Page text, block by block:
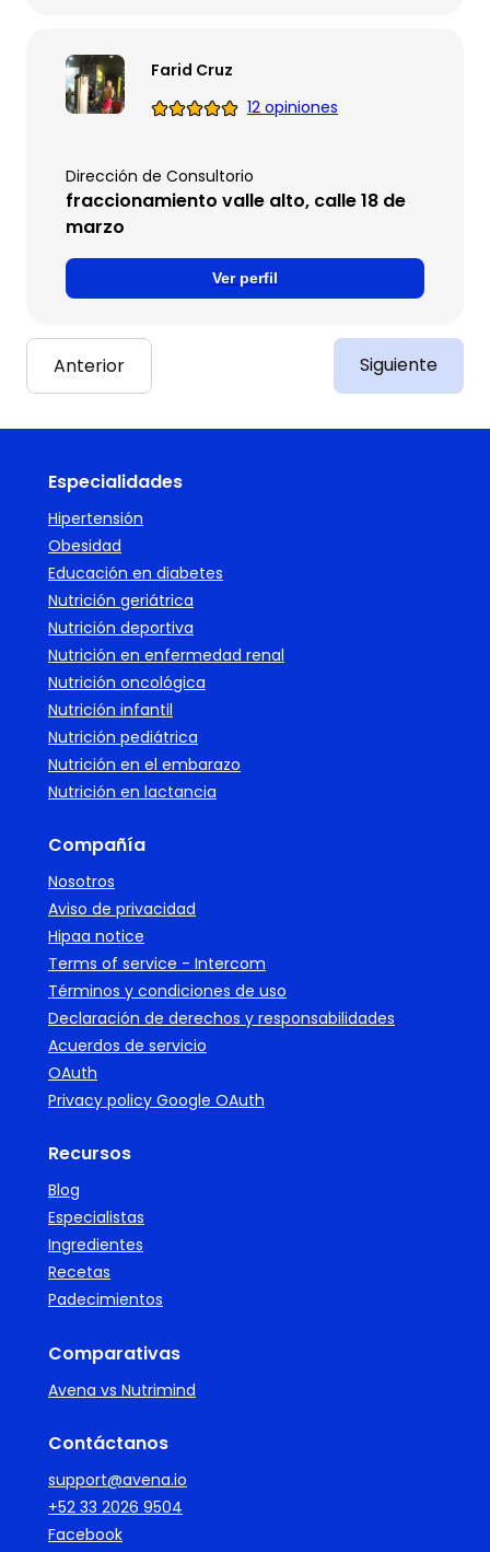
Farid Cruz
12 opiniones
Dirección de Consultorio
fraccionamiento valle alto, calle 18 de
marzo
Ver perfil
Anterior Siguiente
Especialidades
Hipertensión
Obesidad
Educación en diabetes
Nutrición geriátrica
Nutrición deportiva
Nutrición en enfermedad renal
Nutrición oncológica
Nutrición infantil
Nutrición pediátrica
Nutrición en el embarazo
Nutrición en lactancia
Compañía
Nosotros
Aviso de privacidad
Hipaa notice
Terms of service - Intercom
Términos y condiciones de uso
Declaración de derechos y responsabilidades
Acuerdos de servicio
OAuth
Privacy policy Google OAuth
Recursos
Blog
Especialistas
Ingredientes
Recetas
Padecimientos
Comparativas
Avena vs Nutrimind
Contáctanos
support@avena.io
+52 33 2026 9504
Facebook